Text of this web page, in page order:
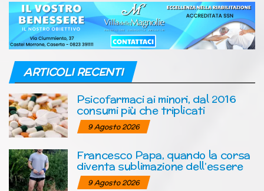
ARTICOLI RECENTI
Psicofarmaci ai minori, dal 2016
consumi più che triplicati
9 Agosto 2026
Francesco Papa, quando la corsa
diventa sublimazione dell’essere
9 Agosto 2026